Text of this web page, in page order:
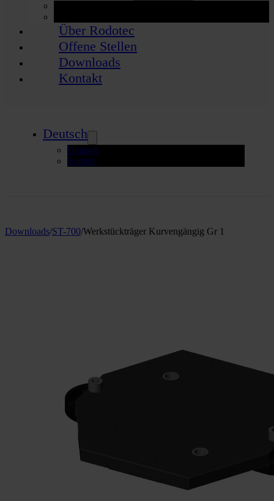
Über Rodotec
Offene Stellen
Downloads
Kontakt
Deutsch
Deutsch
English
Downloads/ST-700/Werkstückträger Kurvengängig Gr 1